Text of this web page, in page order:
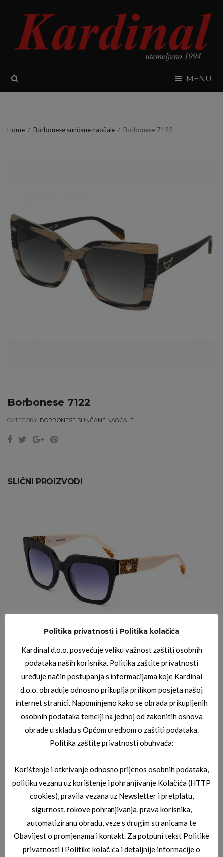
MENU
Home / Borbonese sunčane naočale / Borbonese 7122
Borbonese 7122
CATEGORY: BORBONESE SUNČANE NAOČALE
SLIČNI PROIZVODI
BORBONESE SUNČANE NAOČALE
BORBONESE ZAFFIRO 00
Politika privatnosti i Politika kolačića
Kardinal d.o.o. posvećuje veliku važnost zaštiti osobnih
podataka naših korisnika. Politika zaštite privatnosti
uređuje način postupanja s informacijama koje Kardinal
d.o.o. obrađuje odnosno prikuplja prilikom posjeta našoj
internet stranici. Napominjemo kako se obrada prikupljenih
osobnih podataka temelji na jednoj od zakonitih osnova
obrade u skladu s Općom uredbom o zaštiti podataka.
Politika zaštite privatnosti obuhvaća:
Korištenje i otkrivanje odnosno prijenos osobnih podataka,
politiku vezanu uz korištenje i pohranjivanje Kolačića (HTTP
cookies), pravila vezana uz Newsletter i pretplatu,
sigurnost, rokove pohranjivanja, prava korisnika,
automatiziranu obradu, veze s drugim stranicama te
Obavijest o promjenama i kontakt. Za potpuni tekst Politike
privatnosti i Politike kolačića i detaljnije informacije o